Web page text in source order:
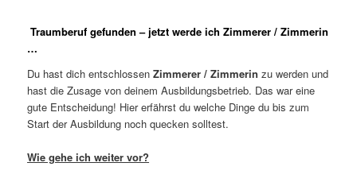
Traumberuf gefunden – jetzt werde ich Zimmerer / Zimmerin
…
Du hast dich entschlossenZimmerer / Zimmerin zu werden und
hast die Zusage von deinem Ausbildungsbetrieb. Das war eine
gute Entscheidung! Hier erfährst du welche Dinge du bis zum
Start der Ausbildung noch quecken solltest.
Wie gehe ich weiter vor?